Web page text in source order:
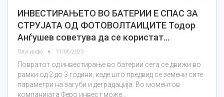
ИНВЕСТИРАЊЕТО ВО БАТЕРИИ Е СПАС ЗА
СТРУЈАТА ОД ФОТОВОЛТАИЦИТЕ Тодор
Анѓушев советува да се користат…
Плусинфо 11/06/2025
Повратот од инвестирање во батерии сега се движи во
рамки од 2 до 3 години, каде што предвид се земени сите
параметри на загуби и деградација. Во моментов
компанијата Феро инвест може…